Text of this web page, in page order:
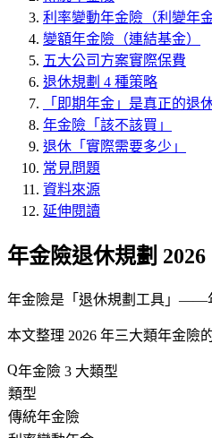
利率變動年金險（利變年金
變額年金險（連結基金）
五大公司方案實際保費
退休規劃 4 種策略
「即期年金」是真正的退
年金險「該不該買」
退休「實際需要多少」
常見問題
資料來源
延伸閱讀
年金險退休規劃
年金險是「退休規劃工具」——
本文整理 2026 年三大類年金險
年金險 3 大類型
類型
傳統年金險